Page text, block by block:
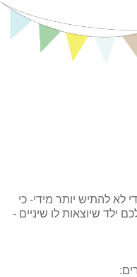
לא להתיש יותר מידי- כי
ילד שיוצאות לו שיניים -